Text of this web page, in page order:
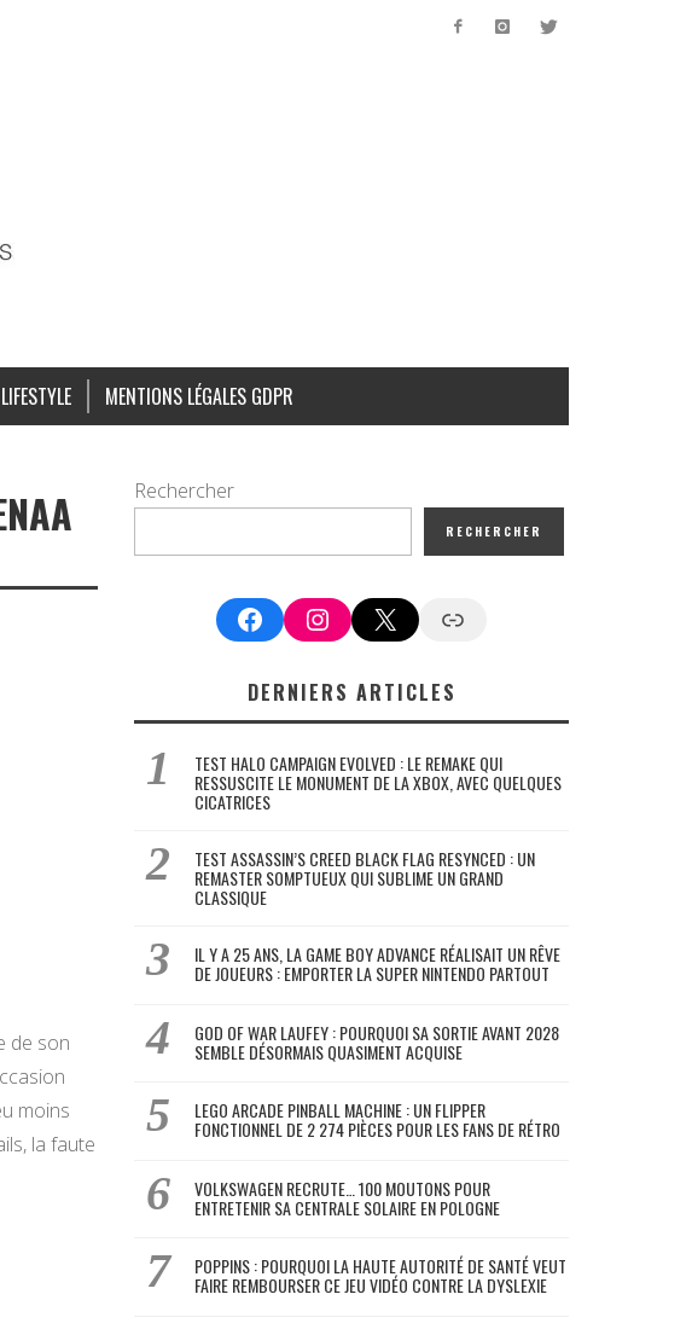
LIFESTYLE MENTIONS LÉGALES GDPR
de son
moins
la faute
Rechercher
RECHERCHER
FacebookInstagram
X Google News
DERNIERS ARTICLES
TEST HALO CAMPAIGN EVOLVED : LE REMAKE QUI
RESSUSCITE LE MONUMENT DE LA XBOX, AVEC QUELQUES
CICATRICES
TEST ASSASSIN’S CREED BLACK FLAG RESYNCED : UN
REMASTER SOMPTUEUX QUI SUBLIME UN GRAND
CLASSIQUE
IL Y A 25 ANS, LA GAME BOY ADVANCE RÉALISAIT UN RÊVE
DE JOUEURS : EMPORTER LA SUPER NINTENDO PARTOUT
GOD OF WAR LAUFEY : POURQUOI SA SORTIE AVANT 2028
SEMBLE DÉSORMAIS QUASIMENT ACQUISE
LEGO ARCADE PINBALL MACHINE : UN FLIPPER
FONCTIONNEL DE 2 274 PIÈCES POUR LES FANS DE RÉTRO
VOLKSWAGEN RECRUTE… 100 MOUTONS POUR
ENTRETENIR SA CENTRALE SOLAIRE EN POLOGNE
POPPINS : POURQUOI LA HAUTE AUTORITÉ DE SANTÉ VEUT
FAIRE REMBOURSER CE JEU VIDÉO CONTRE LA DYSLEXIE